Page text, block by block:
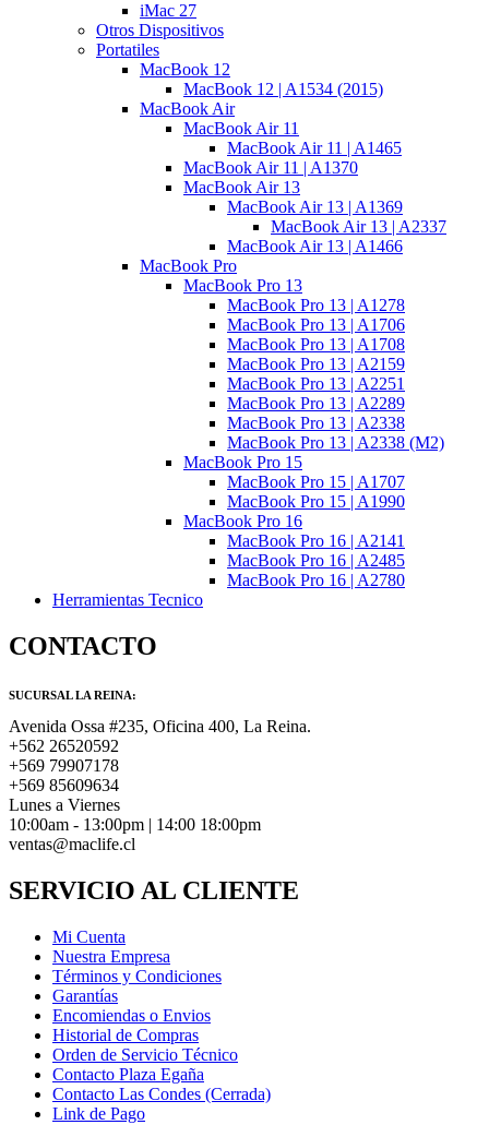
iMac 27
Otros Dispositivos
Portatiles
MacBook 12
MacBook 12 | A1534 (2015)
MacBook Air
MacBook Air 11
MacBook Air 11 | A1465
MacBook Air 11 | A1370
MacBook Air 13
MacBook Air 13 | A1369
MacBook Air 13 | A2337
MacBook Air 13 | A1466
MacBook Pro
MacBook Pro 13
MacBook Pro 13 | A1278
MacBook Pro 13 | A1706
MacBook Pro 13 | A1708
MacBook Pro 13 | A2159
MacBook Pro 13 | A2251
MacBook Pro 13 | A2289
MacBook Pro 13 | A2338
MacBook Pro 13 | A2338 (M2)
MacBook Pro 15
MacBook Pro 15 | A1707
MacBook Pro 15 | A1990
MacBook Pro 16
MacBook Pro 16 | A2141
MacBook Pro 16 | A2485
MacBook Pro 16 | A2780
Herramientas Tecnico
CONTACTO
SUCURSAL LA REINA:
Avenida Ossa #235, Oficina 400, La Reina.
+562 26520592
+569 79907178
+569 85609634
Lunes a Viernes
10:00am - 13:00pm | 14:00 18:00pm
ventas@maclife.cl
SERVICIO AL CLIENTE
Mi Cuenta
Nuestra Empresa
Términos y Condiciones
Garantías
Encomiendas o Envios
Historial de Compras
Orden de Servicio Técnico
Contacto Plaza Egaña
Contacto Las Condes (Cerrada)
Link de Pago